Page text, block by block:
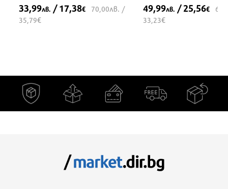
33,99лв. / 17,38€ 70,00лв. /
35,79€
49,99лв. / 25,56€
33,23€